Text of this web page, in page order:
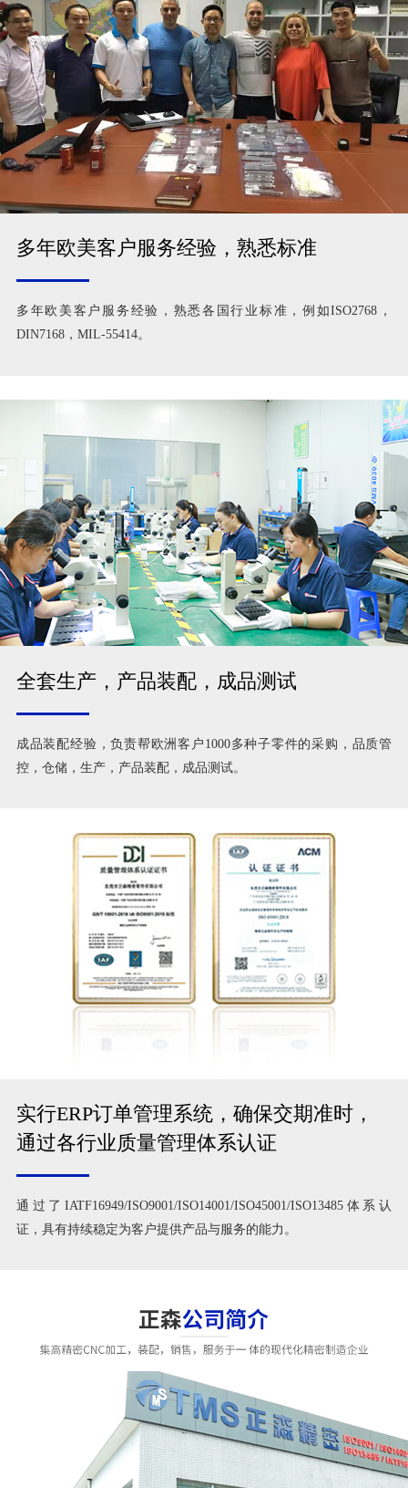
多年欧美客户服务经验，熟悉标准
多年欧美客户服务经验，熟悉各国行业标准，例如ISO2768，
DIN7168，MIL-55414。
全套生产，产品装配，成品测试
成品装配经验，负责帮欧洲客户1000多种子零件的采购，品质管
控，仓储，生产，产品装配，成品测试。
实行ERP订单管理系统，确保交期准时，
通过各行业质量管理体系认证
通过了IATF16949/ISO9001/ISO14001/ISO45001/ISO13485体系认
证，具有持续稳定为客户提供产品与服务的能力。